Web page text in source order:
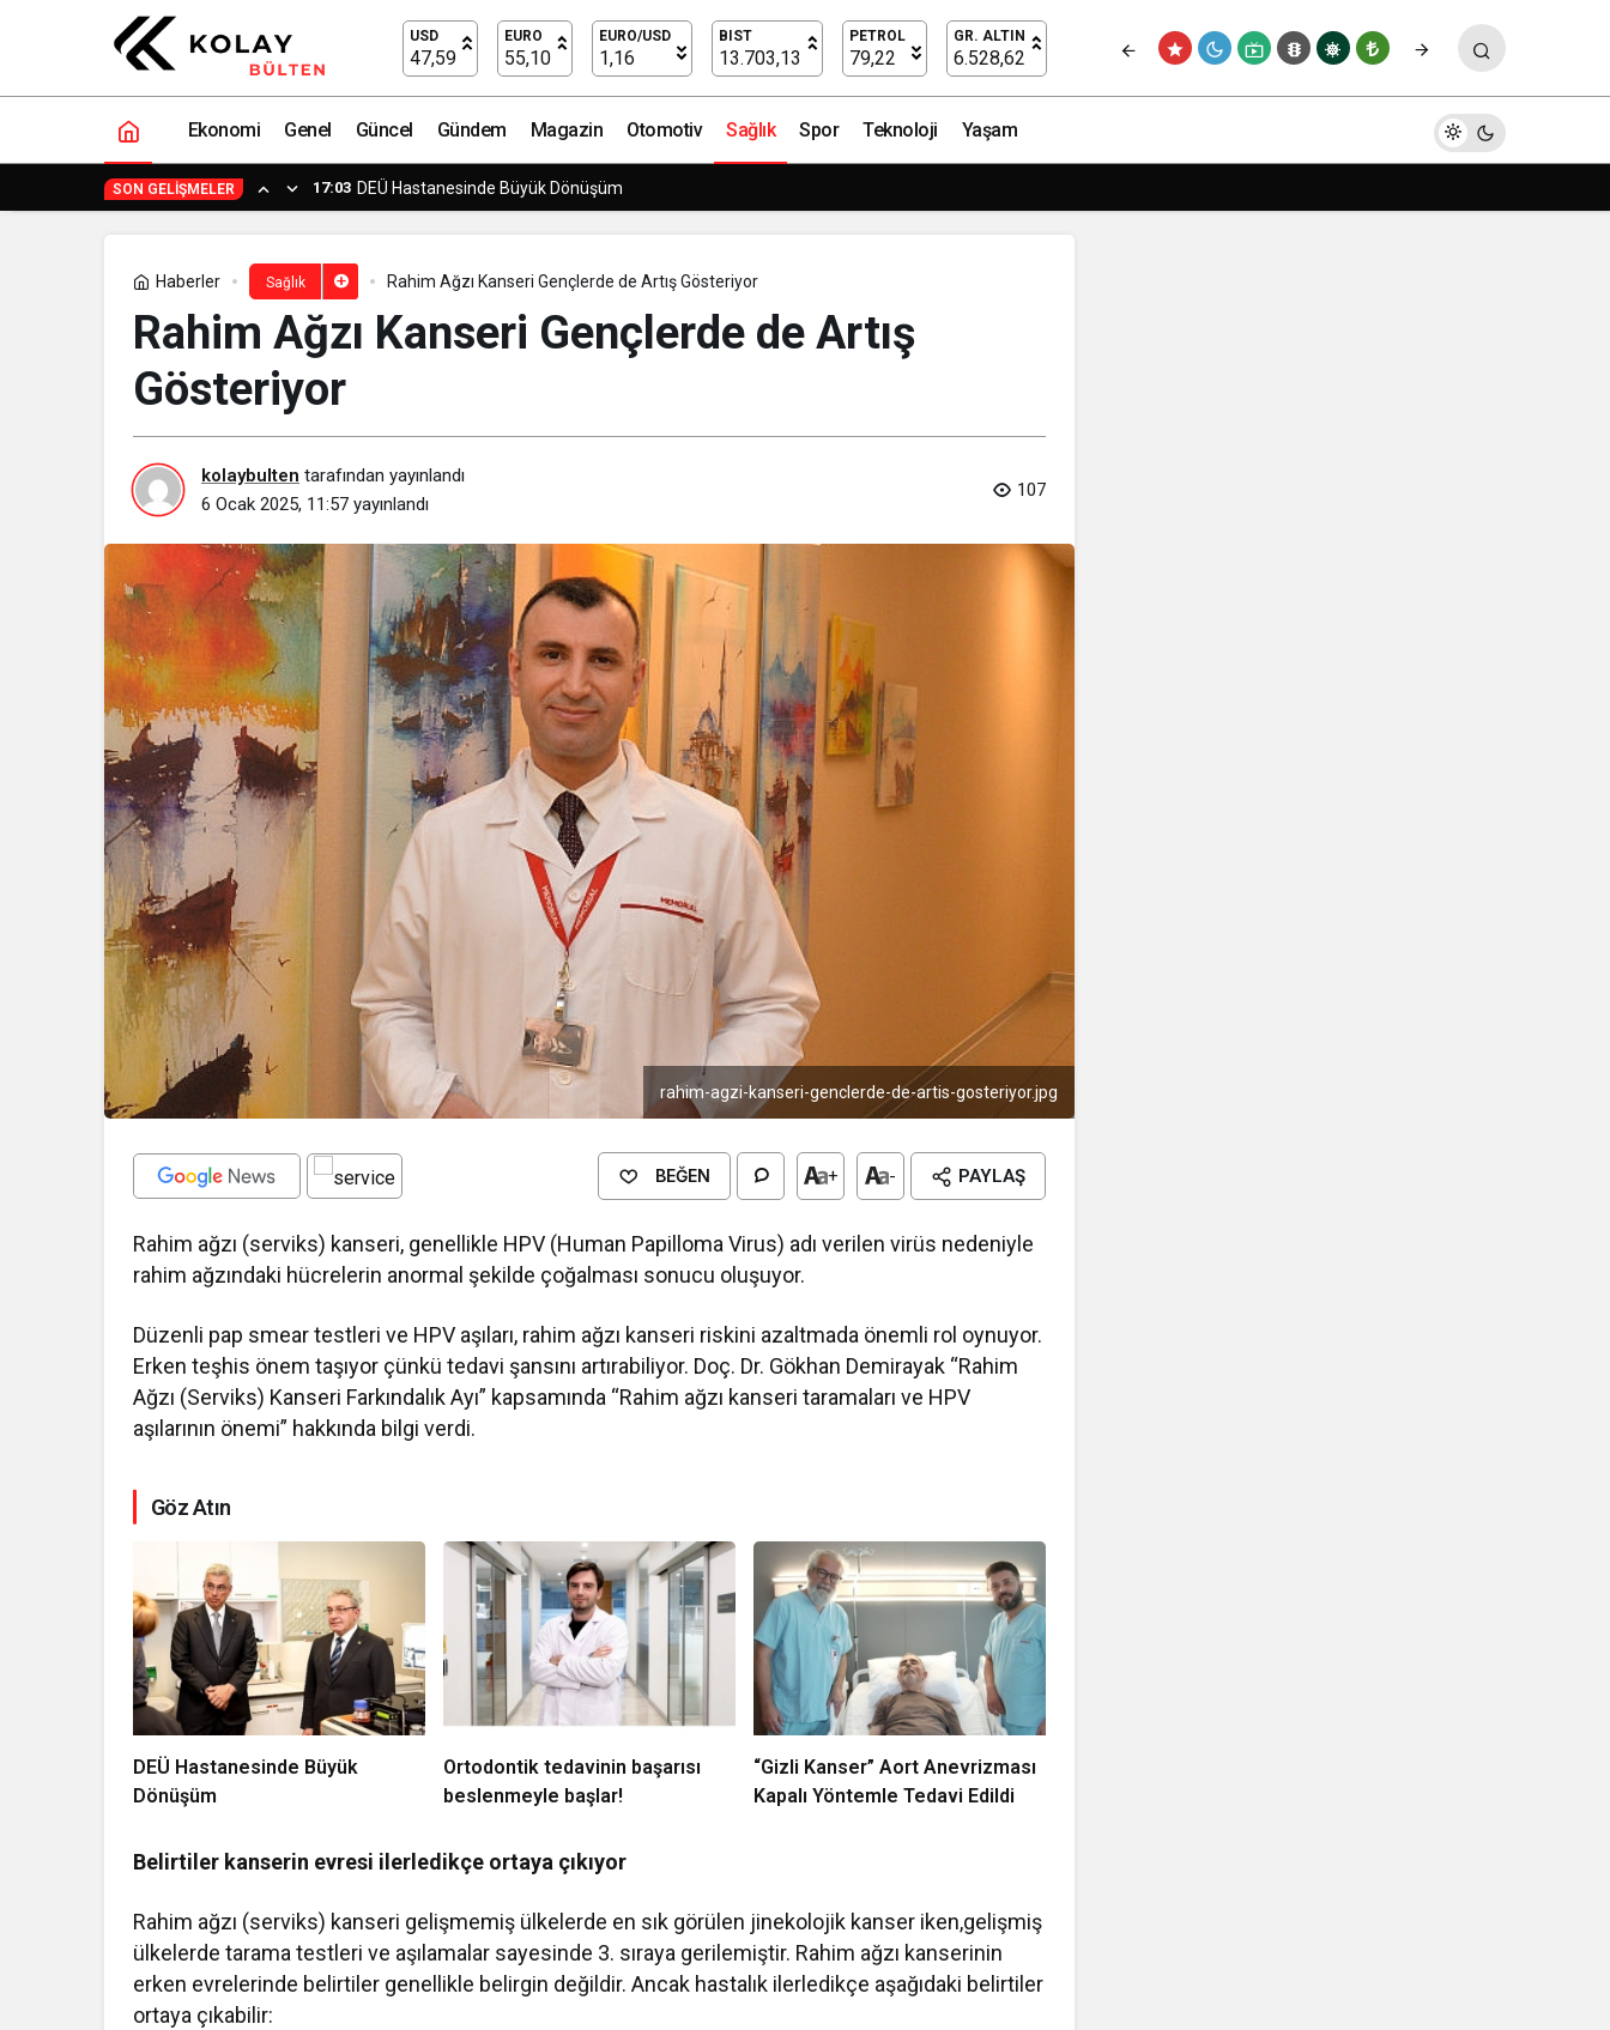
USD
47,59
EURO
55,10
EURO/USD
1,16
BIST
13.703,13
PETROL
79,22
GR. ALTIN
6.528,62
Ekonomi Genel Güncel Gündem Magazin Otomotiv Sağlık Spor Teknoloji Yaşam
SON GELIŞMELER 14:23 Yapımcı Suat Yanç’a Sürpriz Doğum Günü Kutlaması!
Haberler Sağlık Rahim Ağzı Kanseri Gençlerde de Artış Gösteriyor
Rahim Ağzı Kanseri Gençlerde de Artış
Gösteriyor
kolaybulten tarafından yayınlandı
6 Ocak 2025, 11:57 yayınlandı
107
rahim-agzi-kanseri-genclerde-de-artis-gosteriyor.jpg
BEĞEN + - PAYLAŞ
Rahim ağzı (serviks) kanseri, genellikle HPV (Human Papilloma Virus) adı verilen virüs nedeniyle
rahim ağzındaki hücrelerin anormal şekilde çoğalması sonucu oluşuyor.
Düzenli pap smear testleri ve HPV aşıları, rahim ağzı kanseri riskini azaltmada önemli rol oynuyor.
Erken teşhis önem taşıyor çünkü tedavi şansını artırabiliyor. Doç. Dr. Gökhan Demirayak “Rahim
Ağzı (Serviks) Kanseri Farkındalık Ayı” kapsamında “Rahim ağzı kanseri taramaları ve HPV
aşılarının önemi” hakkında bilgi verdi.
Göz Atın
DEÜ Hastanesinde Büyük
Dönüşüm
Ortodontik tedavinin başarısı
beslenmeyle başlar!
“Gizli Kanser” Aort Anevrizması
Kapalı Yöntemle Tedavi Edildi
Belirtiler kanserin evresi ilerledikçe ortaya çıkıyor
Rahim ağzı (serviks) kanseri gelişmemiş ülkelerde en sık görülen jinekolojik kanser iken,gelişmiş
ülkelerde tarama testleri ve aşılamalar sayesinde 3. sıraya gerilemiştir. Rahim ağzı kanserinin
erken evrelerinde belirtiler genellikle belirgin değildir. Ancak hastalık ilerledikçe aşağıdaki belirtiler
ortaya çıkabilir:
Burhaniye’de “Önce Sağlık” Yorum Yap Paylaş